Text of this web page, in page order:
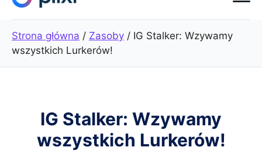
treści
Strona główna / Zasoby / IG Stalker: Wzywamy
wszystkich Lurkerów!
IG Stalker: Wzywamy
wszystkich Lurkerów!